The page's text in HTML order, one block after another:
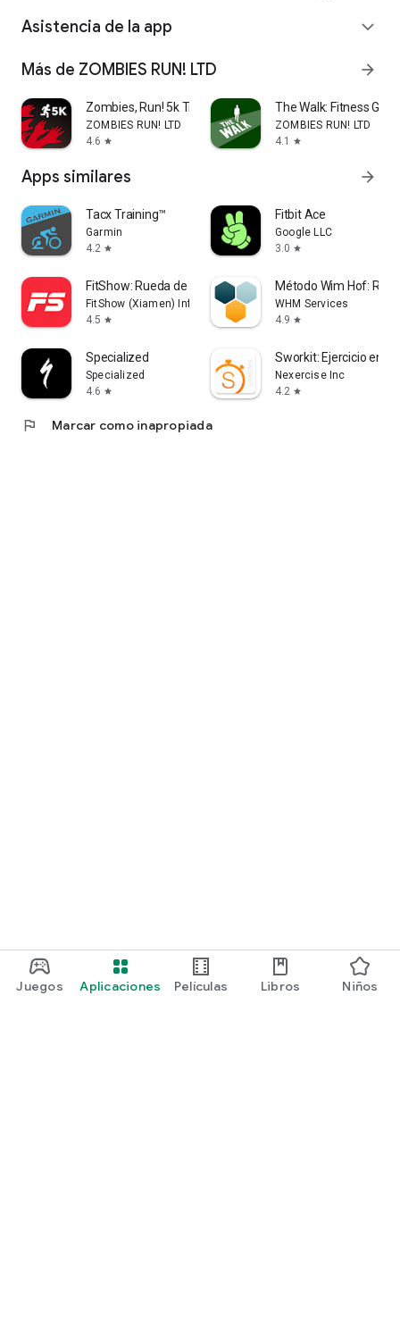
Juegos Aplicaciones Películas Libros Niños
Asistencia de la app expand_more
Más de ZOMBIES RUN! LTD arrow_forward
Zombies, Run! 5k Training 2
ZOMBIES RUN! LTD
4.6 star
The Walk: Fitness
ZOMBIES RUN! LTD
4.1
star
Apps similares arrow_forward
Tacx Training™
Garmin
4.2 star
Fitbit Ace
Google LLC
3.0 star
FitShow: Rueda de andar
FitShow (Xiamen) Information Technology Co., Ltd
4.5 star
Método Wim Hof:
WHM Services
4.9 star
Specialized
Specialized
4.6 star
Sworkit: Ejercicio en
Nexercise Inc
4.2 star
flag Marcar como inapropiada